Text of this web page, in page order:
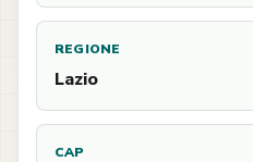
REGIONE
Lazio
CAP